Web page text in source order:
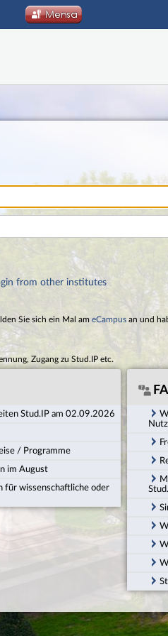
from other institutes
Sie sich ein Mal am eCampus an und
Zugang zu Stud.IP etc.
Stud.IP am 02.09.2026
/ Programme
im August
für wissenschaftliche oder